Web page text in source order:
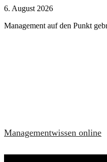
Zum
springen
6. August 2026
Management auf den Punkt
Managementwissen online